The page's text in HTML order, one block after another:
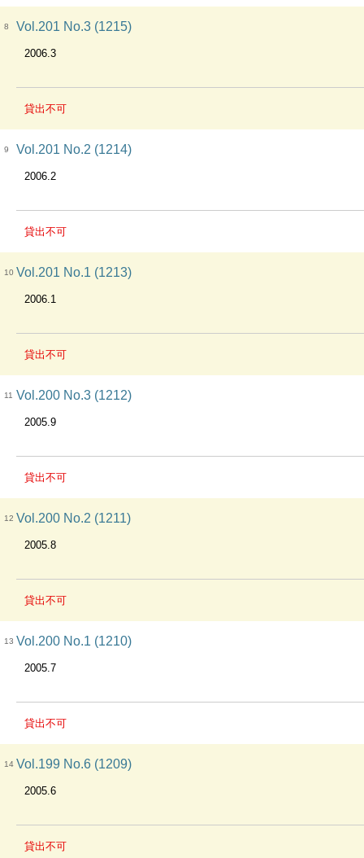
8 Vol.201 No.3 (1215)
2006.3
貸出不可
9 Vol.201 No.2 (1214)
2006.2
貸出不可
10 Vol.201 No.1 (1213)
2006.1
貸出不可
11 Vol.200 No.3 (1212)
2005.9
貸出不可
12 Vol.200 No.2 (1211)
2005.8
貸出不可
13 Vol.200 No.1 (1210)
2005.7
貸出不可
14 Vol.199 No.6 (1209)
2005.6
貸出不可